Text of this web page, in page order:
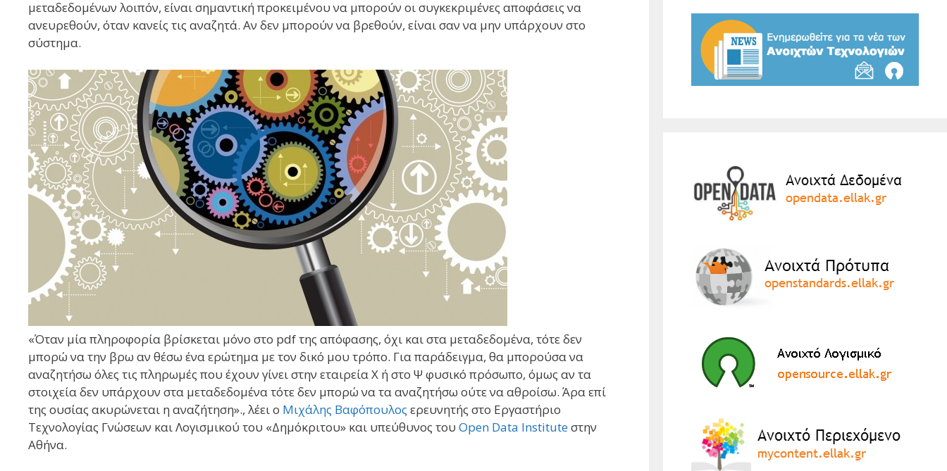
μεταδεδομένων λοιπόν, είναι σημαντική προκειμένου να μπορούν οι συγκεκριμένες αποφάσεις να
ανευρεθούν, όταν κανείς τις αναζητά. Αν δεν μπορούν να βρεθούν, είναι σαν να μην υπάρχουν στο
σύστημα.
«Όταν μία πληροφορία βρίσκεται μόνο στο pdf της απόφασης, όχι και στα μεταδεδομένα, τότε δεν
μπορώ να την βρω αν θέσω ένα ερώτημα με τον δικό μου τρόπο. Για παράδειγμα, θα μπορούσα να
αναζητήσω όλες τις πληρωμές που έχουν γίνει στην εταιρεία Χ ή στο Ψ φυσικό πρόσωπο, όμως αν τα
στοιχεία δεν υπάρχουν στα μεταδεδομένα τότε δεν μπορώ να τα αναζητήσω ούτε να αθροίσω. Άρα επί
της ουσίας ακυρώνεται η αναζήτηση»., λέει ο Μιχάλης Βαφόπουλος ερευνητής στο Εργαστήριο
Τεχνολογίας Γνώσεων και Λογισμικού του «Δημόκριτου» και υπεύθυνος του Open Data Instituteστην
Αθήνα.